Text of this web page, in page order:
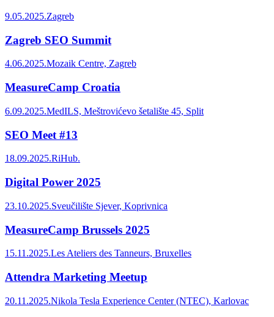
9.05.2025.Zagreb
Zagreb SEO Summit
4.06.2025.Mozaik Centre, Zagreb
MeasureCamp Croatia
6.09.2025.MedILS, Meštrovićevo šetalište 45, Split
SEO Meet #13
18.09.2025.RiHub.
Digital Power 2025
23.10.2025.Sveučilište Sjever, Koprivnica
MeasureCamp Brussels 2025
15.11.2025.Les Ateliers des Tanneurs, Bruxelles
Attendra Marketing Meetup
20.11.2025.Nikola Tesla Experience Center (NTEC), Karlovac